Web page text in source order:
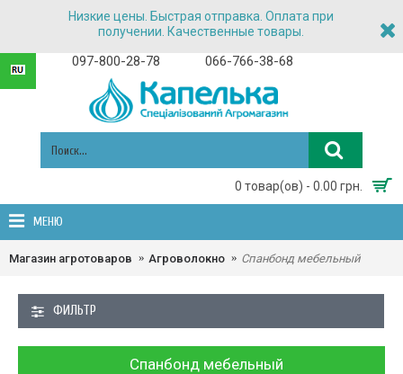
Низкие цены. Быстрая отправка. Оплата при
получении. Качественные товары.
097-800-28-78 066-766-38-68
0 товар(ов) - 0.00 грн.
МЕНЮ
Магазин агротоваров Агроволокно Спанбонд мебельный
ФИЛЬТР
Спанбонд мебельный